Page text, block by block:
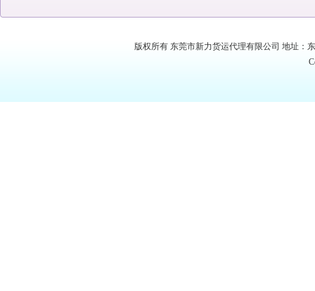
版权所有 东莞市新力货运代理有限公司 地址：